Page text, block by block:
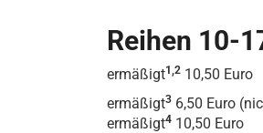
Reihen 10-
ermäßigt1,2 10,50 Euro
ermäßigt3 6,50 Euro
ermäßigt4 10,50 Euro